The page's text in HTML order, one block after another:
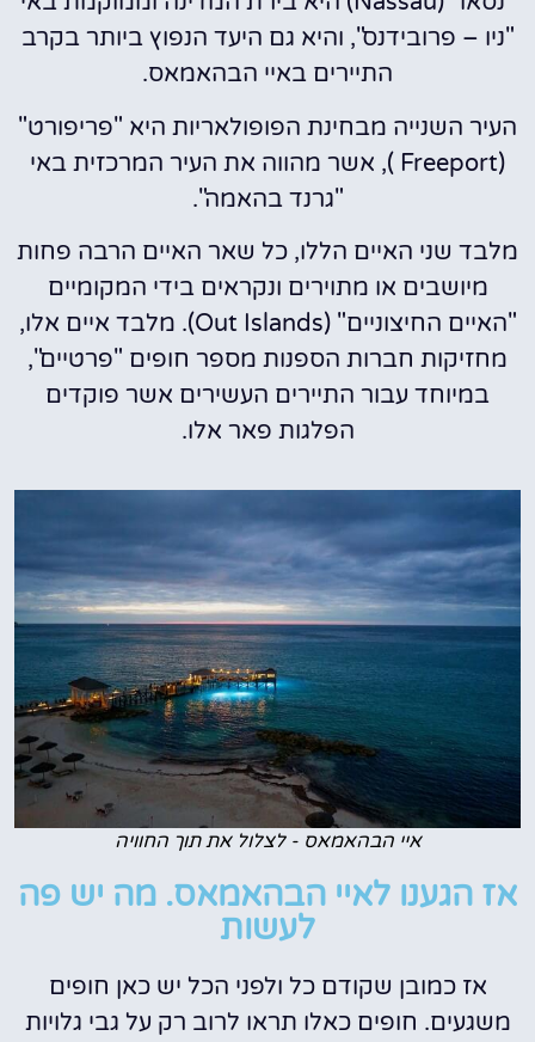
"ניו – פרובידנס", והיא גם היעד הנפוץ ביותר בקרב
התיירים באיי הבהאמאס.
העיר השנייה מבחינת הפופולאריות היא "פריפורט"
(Freeport ), אשר מהווה את העיר המרכזית באי
"גרנד בהאמה".
מלבד שני האיים הללו, כל שאר האיים הרבה פחות
מיושבים או מתוירים ונקראים בידי המקומיים
"האיים החיצוניים" (Out Islands). מלבד איים אלו,
מחזיקות חברות הספנות מספר חופים "פרטיים",
במיוחד עבור התיירים העשירים אשר פוקדים
הפלגות פאר אלו.
איי הבהאמאס - לצלול את תוך החוויה
אז הגענו לאיי הבהאמאס. מה יש פה
לעשות
אז כמובן שקודם כל ולפני הכל יש כאן חופים
משגעים. חופים כאלו תראו לרוב רק על גבי גלויות